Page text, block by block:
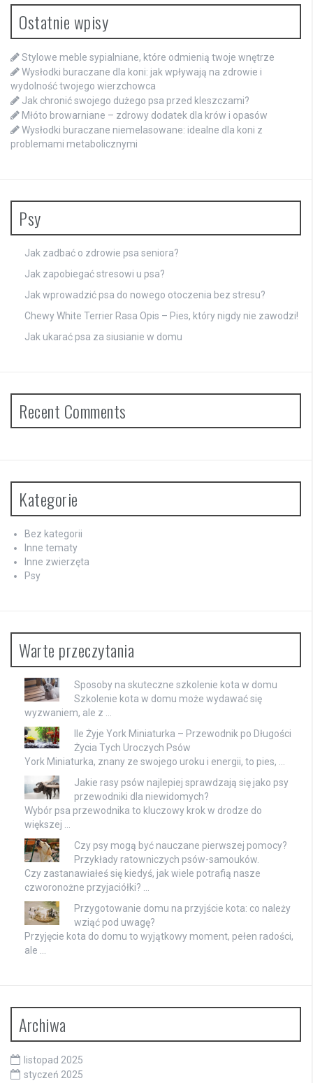
Ostatnie wpisy
Stylowe meble sypialniane, które odmienią twoje wnętrze
Wysłodki buraczane dla koni: jak wpływają na zdrowie i
wydolność twojego wierzchowca
Jak chronić swojego dużego psa przed kleszczami?
Młóto browarniane – zdrowy dodatek dla krów i opasów
Wysłodki buraczane niemelasowane: idealne dla koni z
problemami metabolicznymi
Psy
Jak zadbać o zdrowie psa seniora?
Jak zapobiegać stresowi u psa?
Jak wprowadzić psa do nowego otoczenia bez stresu?
Chewy White Terrier Rasa Opis – Pies, który nigdy nie zawodzi!
Jak ukarać psa za siusianie w domu
Recent Comments
Kategorie
Bez kategorii
Inne tematy
Inne zwierzęta
Psy
Warte przeczytania
Sposoby na skuteczne szkolenie kota w domu
Szkolenie kota w domu może wydawać się
wyzwaniem, ale z …
Ile Żyje York Miniaturka – Przewodnik po Długości
Życia Tych Uroczych Psów
York Miniaturka, znany ze swojego uroku i energii, to pies, …
Jakie rasy psów najlepiej sprawdzają się jako psy
przewodniki dla niewidomych?
Wybór psa przewodnika to kluczowy krok w drodze do
większej …
Czy psy mogą być nauczane pierwszej pomocy?
Przykłady ratowniczych psów-samouków.
Czy zastanawiałeś się kiedyś, jak wiele potrafią nasze
czworonożne przyjaciółki? …
Przygotowanie domu na przyjście kota: co należy
wziąć pod uwagę?
Przyjęcie kota do domu to wyjątkowy moment, pełen radości,
ale …
Archiwa
listopad 2025
styczeń 2025